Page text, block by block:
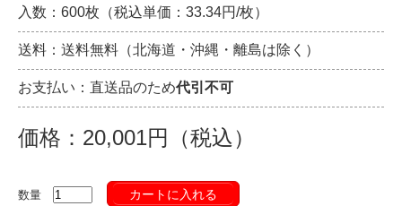
入数：600枚（税込単価：33.34円/枚）
送料：送料無料（北海道・沖縄・離島は除く）
お支払い：直送品のため代引不可
価格：20,001円（税込）
数量 カートに入れる